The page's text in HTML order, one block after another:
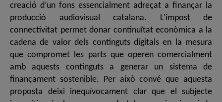
creació d’un fons essencialment adreçat a finançar la
producció audiovisual catalana. L’impost de
connectivitat permet donar continuïtat econòmica a la
cadena de valor dels continguts digitals en la mesura
que compromet les parts que operen comercialment
amb aquests continguts a generar un sistema de
finançament sostenible. Per això convé que aquesta
proposta deixi inequívocament clar que el subjecte